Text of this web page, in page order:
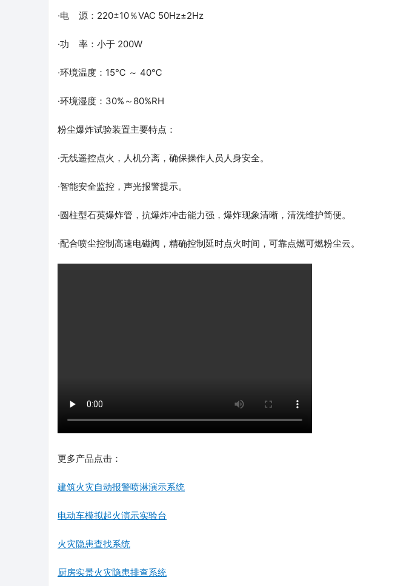
·电 源：220±10％VAC 50Hz±2Hz
·功 率：小于 200W
·环境温度：15℃ ～ 40℃
·环境湿度：30%～80%RH
粉尘爆炸试验装置主要特点：
·无线遥控点火，人机分离，确保操作人员人身安全。
·智能安全监控，声光报警提示。
·圆柱型石英爆炸管，抗爆炸冲击能力强，爆炸现象清晰，清洗维护简便。
·配合喷尘控制高速电磁阀，精确控制延时点火时间，可靠点燃可燃粉尘云。
更多产品点击：
建筑火灾自动报警喷淋演示系统
电动车模拟起火演示实验台
火灾隐患查找系统
厨房实景火灾隐患排查系统